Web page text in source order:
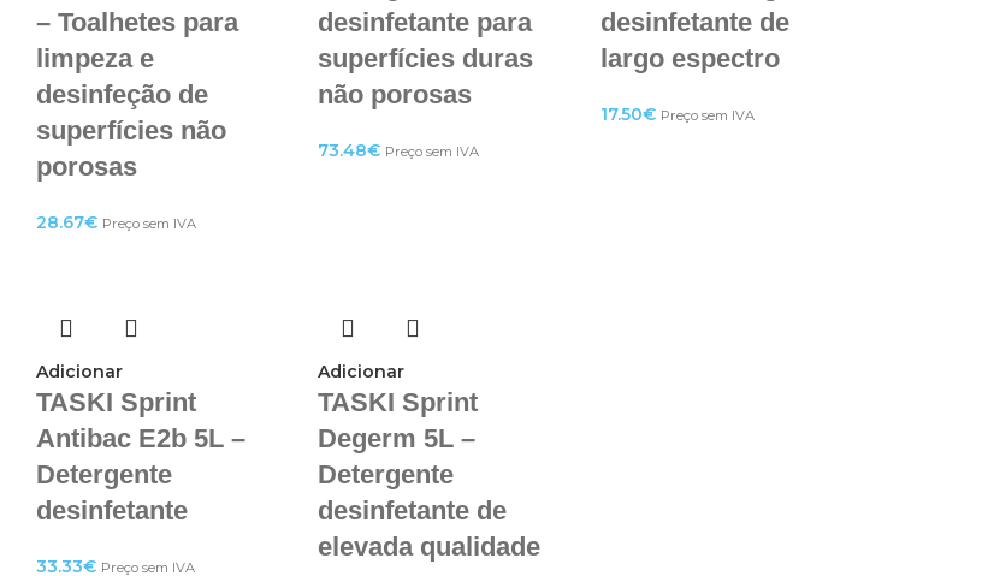
– Toalhetes para
limpeza e
desinfeção de
superfícies não
porosas
28.67€ Preço sem IVA
desinfetante para
superfícies duras
não porosas
73.48€ Preço sem IVA
desinfetante de
largo espectro
17.50€ Preço sem IVA
Adicionar
TASKI Sprint
Antibac E2b 5L –
Detergente
desinfetante
33.33€ Preço sem IVA
Adicionar
TASKI Sprint
Degerm 5L –
Detergente
desinfetante de
elevada qualidade